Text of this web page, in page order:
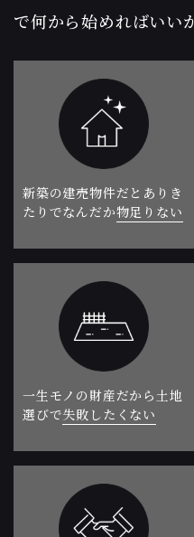
で何から始めればいい
新築の建売物件だと ありき
たりでなんだか物足りない
一生モノの財産だから土地
選びで失敗したくない​​​​​​​